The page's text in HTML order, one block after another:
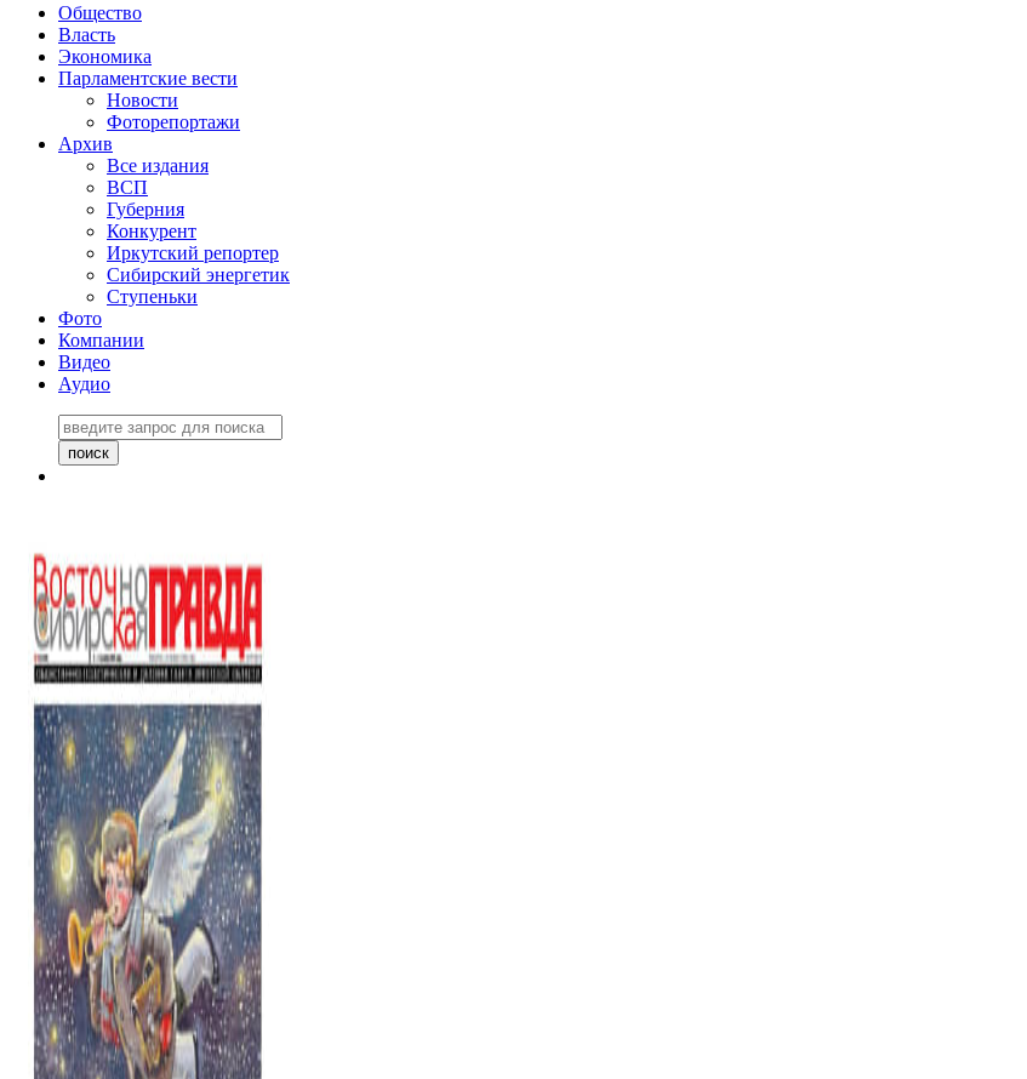
Общество
Власть
Экономика
Парламентские вести
Новости
Фоторепортажи
Архив
Все издания
ВСП
Губерния
Конкурент
Иркутский репортер
Сибирский энергетик
Ступеньки
Фото
Компании
Видео
Аудио